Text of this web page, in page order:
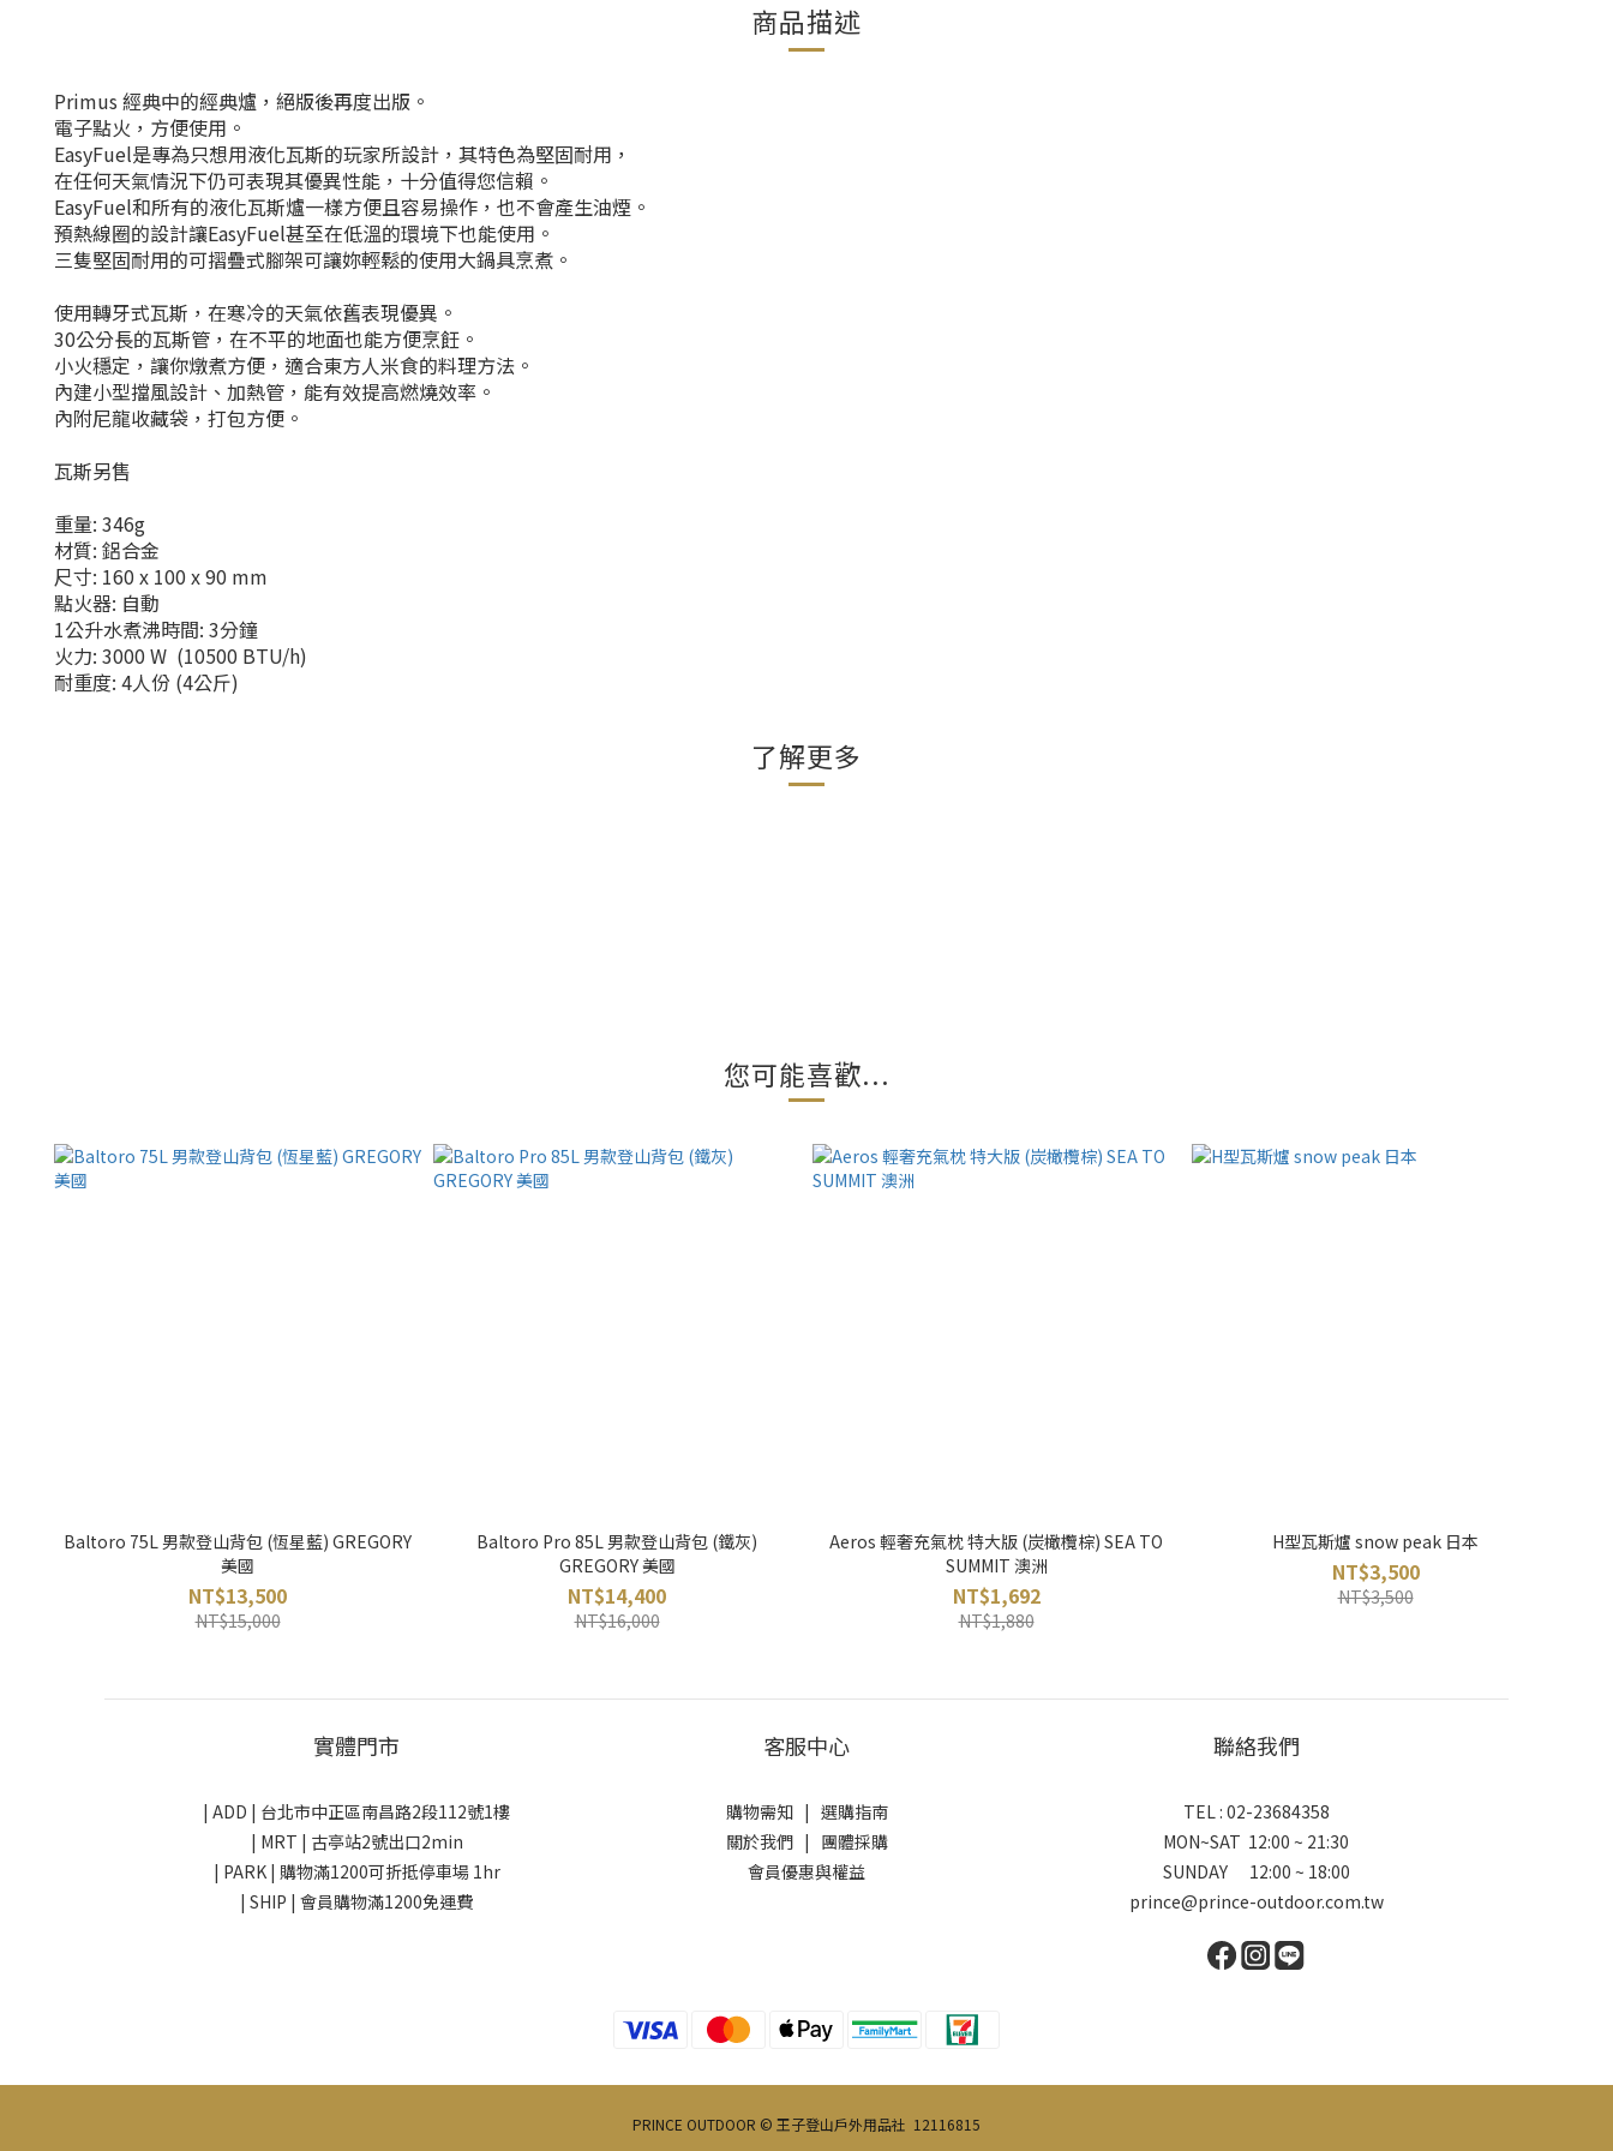
商品描述
Primus 經典中的經典爐，絕版後再度出版。
電子點火，方便使用。
EasyFuel是專為只想用液化瓦斯的玩家所設計，其特色為堅固耐用，
在任何天氣情況下仍可表現其優異性能，十分值得您信賴。
EasyFuel和所有的液化瓦斯爐一樣方便且容易操作，也不會產生油煙。
預熱線圈的設計讓EasyFuel甚至在低溫的環境下也能使用。
三隻堅固耐用的可摺疊式腳架可讓妳輕鬆的使用大鍋具烹煮。
使用轉牙式瓦斯，在寒冷的天氣依舊表現優異。
30公分長的瓦斯管，在不平的地面也能方便烹飪。
小火穩定，讓你燉煮方便，適合東方人米食的料理方法。
內建小型擋風設計、加熱管，能有效提高燃燒效率。
內附尼龍收藏袋，打包方便。
瓦斯另售
重量: 346g
材質: 鋁合金
尺寸: 160 x 100 x 90 mm
點火器: 自動
1公升水煮沸時間: 3分鐘
火力: 3000 W (10500 BTU/h)
耐重度: 4人份 (4公斤)
了解更多
您可能喜歡...
Baltoro 75L 男款登山背包 (恆星藍) GREGORY
美國
NT$13,500
NT$15,000
Baltoro Pro 85L 男款登山背包 (鐵灰)
GREGORY 美國
NT$14,400
NT$16,000
Aeros 輕奢充氣枕 特大版 (炭橄欖棕) SEA TO
SUMMIT 澳洲
NT$1,692
NT$1,880
H型瓦斯爐 snow peak 日本
NT$3,500
NT$3,500
實體門市
| ADD | 台北市中正區南昌路2段112號1樓
| MRT | 古亭站2號出口2min
| PARK | 購物滿1200可折抵停車場 1hr
| SHIP | 會員購物滿1200免運費
客服中心
購物需知| 選購指南
關於我們| 團體採購
會員優惠與權益
聯絡我們
TEL : 02-23684358
MON~SAT 12:00 ~ 21:30
SUNDAY 12:00 ~ 18:00
prince@prince-outdoor.com.tw
PRINCE OUTDOOR © 王子登山戶外用品社 12116815